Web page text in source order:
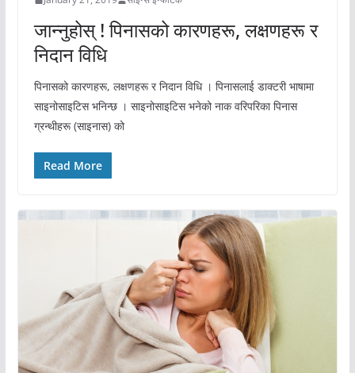
जान्नुहोस् ! पिनासको कारणहरू, लक्षणहरू र
निदान विधि
पिनासको कारणहरू, लक्षणहरू र निदान विधि । पिनासलाई डाक्टरी भाषामा
साइनोसाइटिस भनिन्छ । साइनोसाइटिस भनेको नाक वरिपरिका पिनास
ग्रन्थीहरू (साइनास) को
Read More